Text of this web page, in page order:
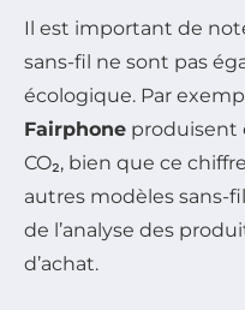
Il est important de
sans-fil ne sont pas
écologique. Par
Fairphone produisent
CO₂, bien que ce
autres modèles sans-
de l’analyse des
d’achat.